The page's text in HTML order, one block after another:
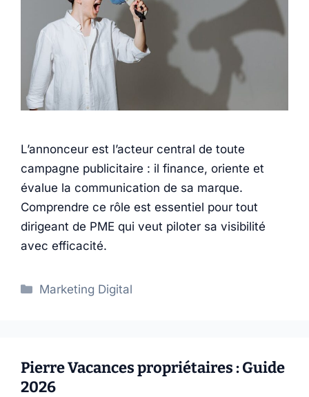
L’annonceur est l’acteur central de toute
campagne publicitaire : il finance, oriente et
évalue la communication de sa marque.
Comprendre ce rôle est essentiel pour tout
dirigeant de PME qui veut piloter sa visibilité
avec efficacité.
Catégories
Marketing Digital
Pierre Vacances propriétaires : Guide
2026